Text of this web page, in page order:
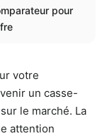
pour
votre
un casse-
le marché. La
attention